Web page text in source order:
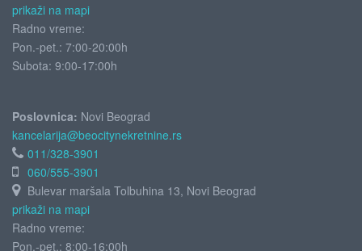
prikaži na mapi
Radno vreme:
Pon.-pet.: 7:00-20:00h
Subota: 9:00-17:00h
Poslovnica: Novi Beograd
kancelarija@beocitynekretnine.rs
011/328-3901
060/555-3901
Bulevar maršala Tolbuhina 13, Novi Beograd
prikaži na mapi
Radno vreme:
Pon.-pet.: 8:00-16:00h